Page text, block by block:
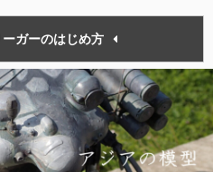
ガーのはじめ方